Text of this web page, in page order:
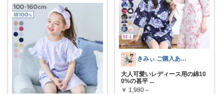
きみぃ ご購入ありがとうございます♪
大人可愛いレディース用の綿10
0%の甚平 ...
￥ 1,980～